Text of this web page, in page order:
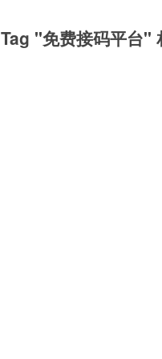
Tag "免费接码平台"